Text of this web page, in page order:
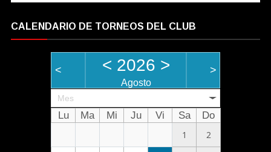
CALENDARIO DE TORNEOS DEL CLUB
< < 2026 >
Agosto
>
Mes
Lu Ma Mi Ju Vi Sa
Do
1
2